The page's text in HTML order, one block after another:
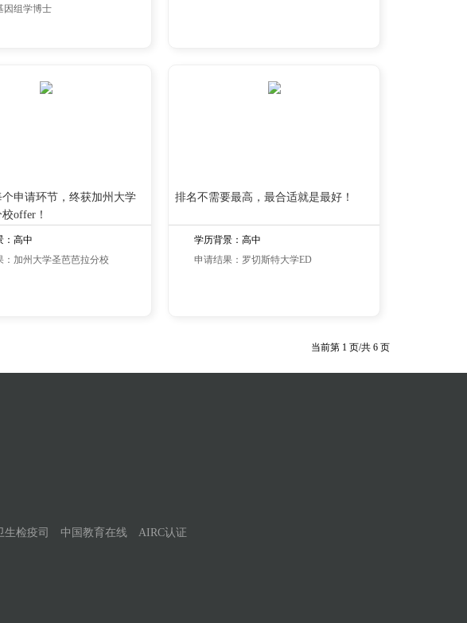
因组学博士
申请环节，终获加州大学
offer！
：高中
：加州大学圣芭芭拉分校
排名不需要最高，最合适就是最好！
学历背景：高中
申请结果：罗切斯特大学ED
当前第 1 页/共 6 页
检疫司 中国教育在线 AIRC认证